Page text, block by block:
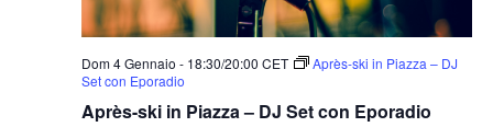
Après-ski in Piazza – DJ Set con Eporadio
Dom 4 Gennaio - 18:30/20:00 CET
Après-ski in Piazza – DJ
Set con Eporadio